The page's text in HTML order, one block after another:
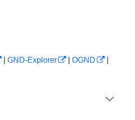
GND-Explorer OGND